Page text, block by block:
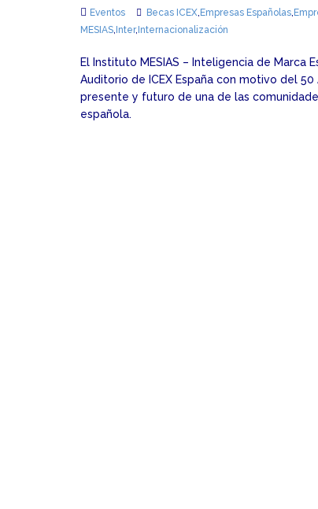
Eventos Becas ICEX, Empresas Españolas,
MESIAS, Inter, Internacionalización
El Instituto MESIAS – Inteligencia de Marca
Auditorio de ICEX España con motivo del
presente y futuro de una de las
española.